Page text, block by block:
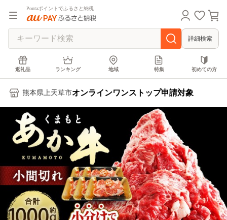
Pontaポイントでふるさと納税
詳細検索
返礼品 ランキング 地域 特集 初めての方
熊本県上天草市オンラインワンストップ申請対象